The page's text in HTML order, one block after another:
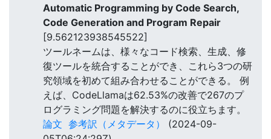
Automatic Programming by Code Search,
Code Generation and Program Repair
[9.562123938545522]
ツールネームは、様々なコード検索、生成、修
復ツールを統合することができ、これら3つの研
究領域を初めて組み合わせることができる。 例
えば、CodeLlamaは62.53%の改善で267のプ
ログラミング問題を解決するのに役立ちます。
論文 参考訳（メタデータ）
(2024-09-